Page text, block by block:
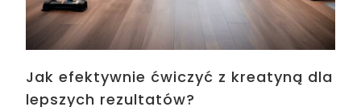
Jak efektywnie ćwiczyć z kreatyną dla
lepszych rezultatów?